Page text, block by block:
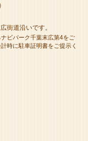
）
街道沿いです。
ビパーク千葉末広第4をご
時に駐車証明書をご提示く